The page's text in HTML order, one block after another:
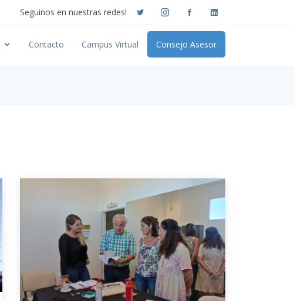
Seguinos en nuestras redes!
Contacto Campus Virtual Consejo Asesor